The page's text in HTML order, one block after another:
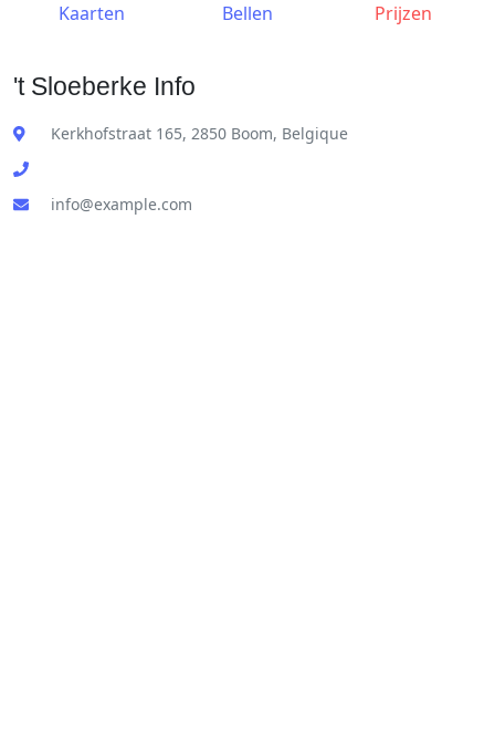
Kaarten Bellen Prijzen
't Sloeberke Info
Kerkhofstraat 165, 2850 Boom, Belgique
info@example.com